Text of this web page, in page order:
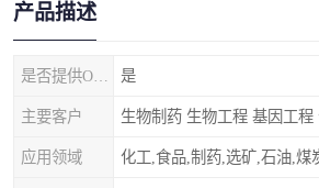
产品描述
是
主要客户
应用领域